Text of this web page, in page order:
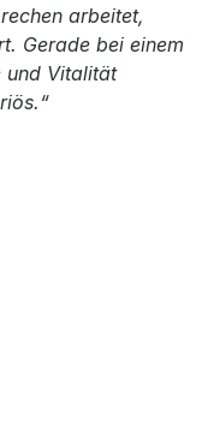
arbeitet,
Gerade bei einem
und Vitalität